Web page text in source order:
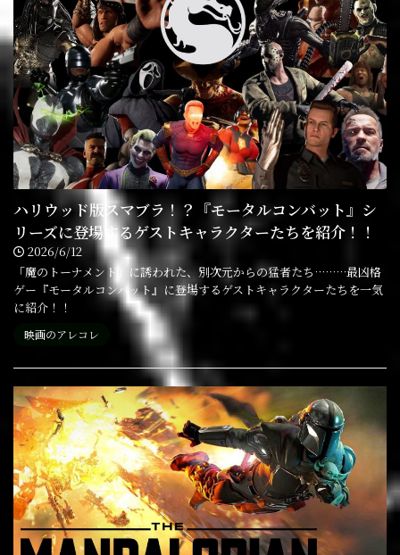
ハリウッド版スマブラ！？『モータルコンバット』シ
リーズに登場するゲストキャラクターたちを紹介！！
2026/6/12
「魔のトーナメント」に誘われた、別次元からの猛者たち………最凶格
ゲー『モータルコンバット』に登場するゲストキャラクターたちを一気
に紹介！！
映画のアレコレ